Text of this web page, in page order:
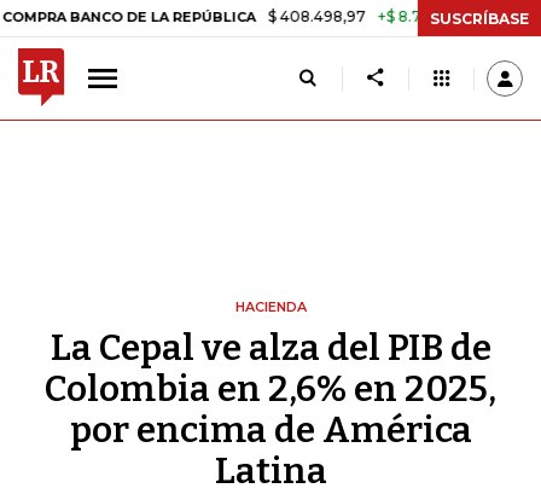
DE LA REPÚBLICA $ 408.498,97 +$ 8.753,81 +2,19% TASA
SUSCRÍBASE
HACIENDA
La Cepal ve alza del PIB de
Colombia en 2,6% en 2025,
por encima de América
Latina